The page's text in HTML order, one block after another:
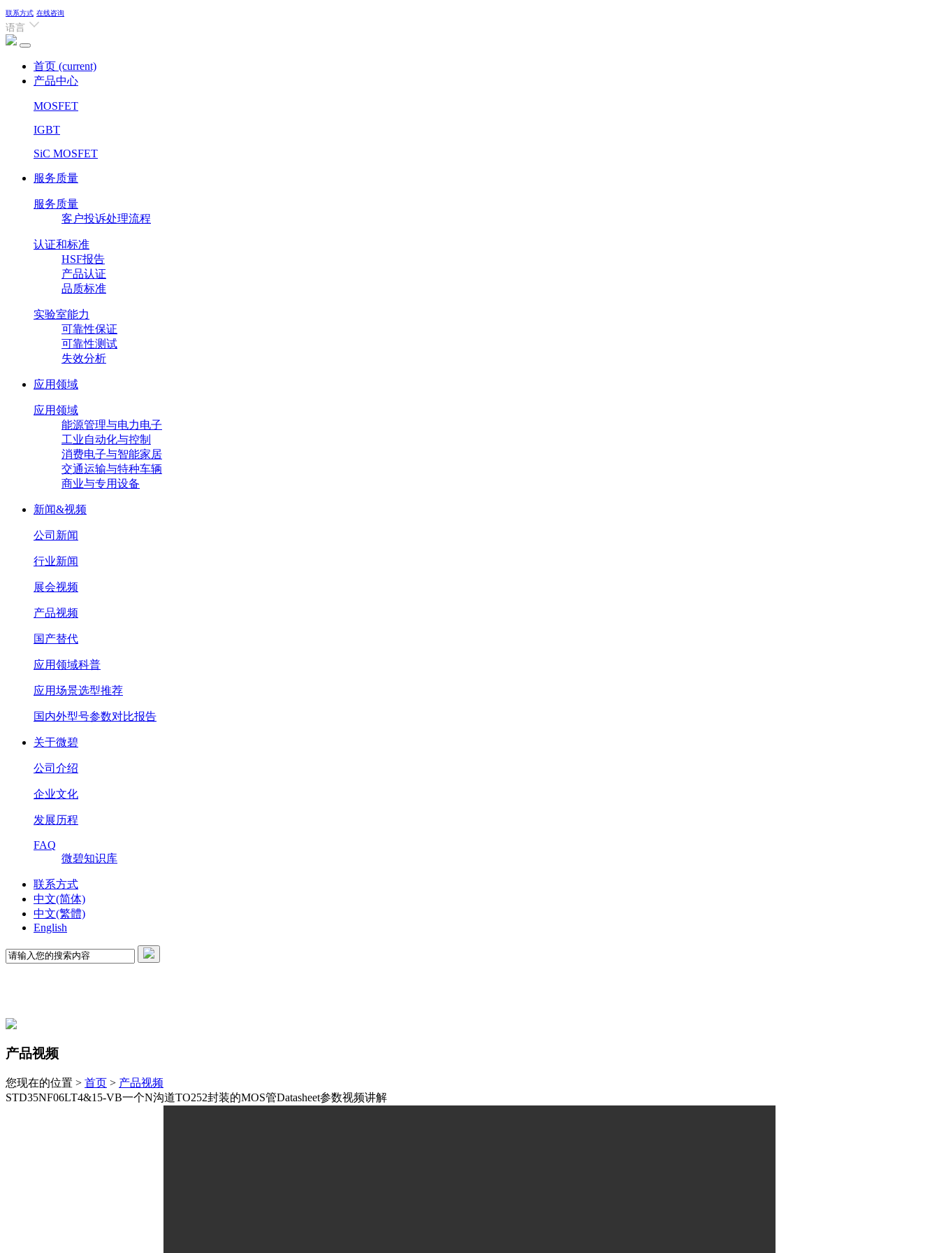
联系方式 在线咨询
语言
首页 (current)
产品中心
MOSFET
IGBT
SiC MOSFET
服务质量
服务质量
客户投诉处理流程
认证和标准
HSF报告
产品认证
品质标准
实验室能力
可靠性保证
可靠性测试
失效分析
应用领域
应用领域
能源管理与电力电子
工业自动化与控制
消费电子与智能家居
交通运输与特种车辆
商业与专用设备
新闻&视频
公司新闻
行业新闻
展会视频
产品视频
国产替代
应用领域科普
应用场景选型推荐
国内外型号参数对比报告
关于微碧
公司介绍
企业文化
发展历程
FAQ
微碧知识库
联系方式
中文(简体)
中文(繁體)
English
产品视频
您现在的位置 > 首页 > 产品视频
STD35NF06LT4&15-VB一个N沟道TO252封装的MOS管Datasheet参数视频讲解